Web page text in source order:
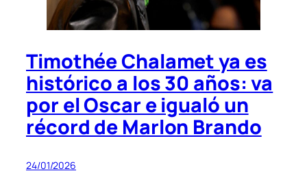
Timothée Chalamet ya es
histórico a los 30 años: va
por el Oscar e igualó un
récord de Marlon Brando
24/01/2026